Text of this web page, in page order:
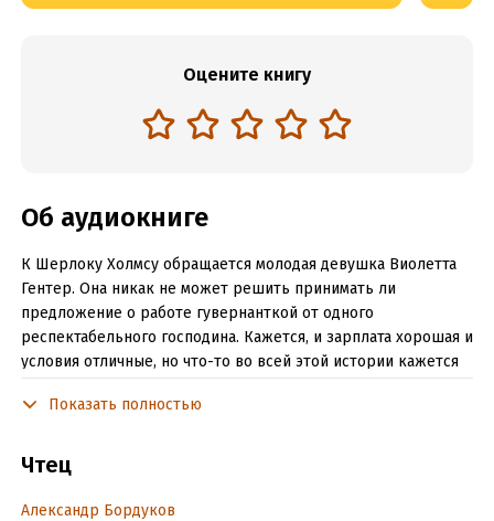
Оцените книгу
Об аудиокниге
К Шерлоку Холмсу обращается молодая девушка Виолетта
Гентер. Она никак не может решить принимать ли
предложение о работе гувернанткой от одного
респектабельного господина. Кажется, и зарплата хорошая и
условия отличные, но что-то во всей этой истории кажется
леди и безотлагательно приступает к расследованию.
Показать полностью
Чтец
Александр Бордуков